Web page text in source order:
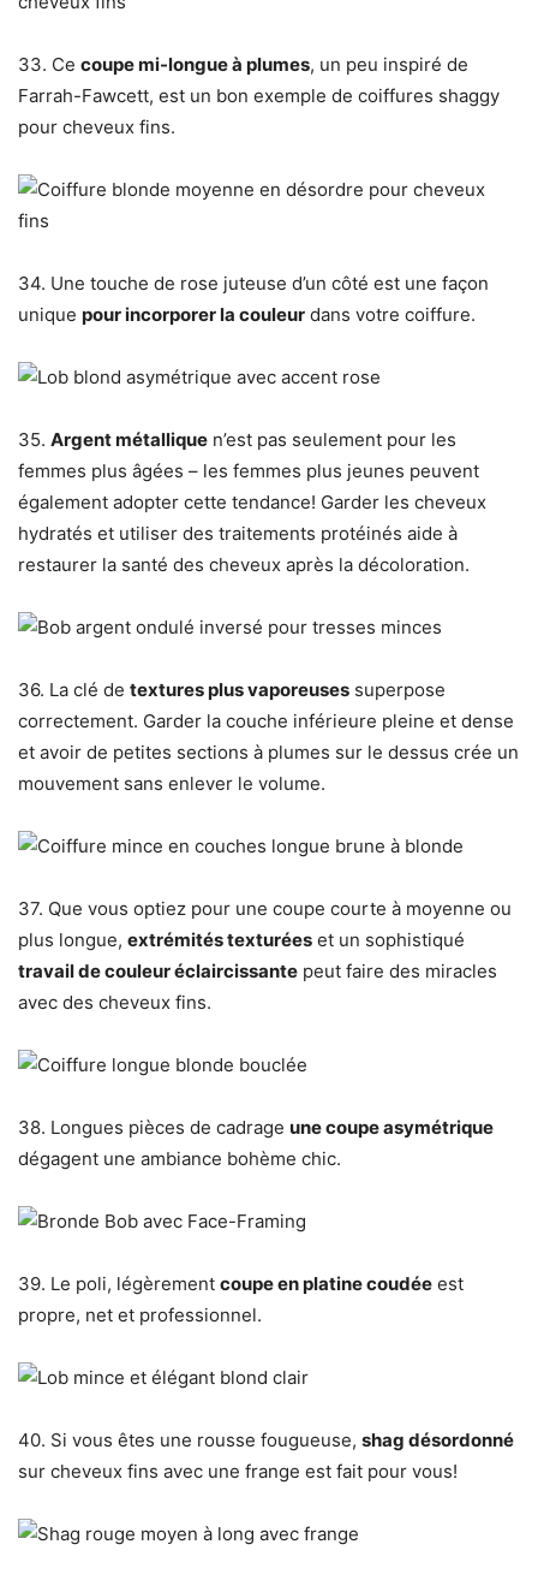
33. Ce coupe mi-longue à plumes, un peu inspiré de
Farrah-Fawcett, est un bon exemple de coiffures shaggy
pour cheveux fins.
34. Une touche de rose juteuse d’un côté est une façon
unique pour incorporer la couleur dans votre coiffure.
35. Argent métallique n’est pas seulement pour les
femmes plus âgées – les femmes plus jeunes peuvent
également adopter cette tendance! Garder les cheveux
hydratés et utiliser des traitements protéinés aide à
restaurer la santé des cheveux après la décoloration.
36. La clé de textures plus vaporeuses superpose
correctement. Garder la couche inférieure pleine et dense
et avoir de petites sections à plumes sur le dessus crée un
mouvement sans enlever le volume.
37. Que vous optiez pour une coupe courte à moyenne ou
plus longue, extrémités texturées et un sophistiqué
travail de couleur éclaircissante peut faire des miracles
avec des cheveux fins.
38. Longues pièces de cadrage une coupe asymétrique
dégagent une ambiance bohème chic.
39. Le poli, légèrement coupe en platine coudée est
propre, net et professionnel.
40. Si vous êtes une rousse fougueuse, shag désordonné
sur cheveux fins avec une frange est fait pour vous!